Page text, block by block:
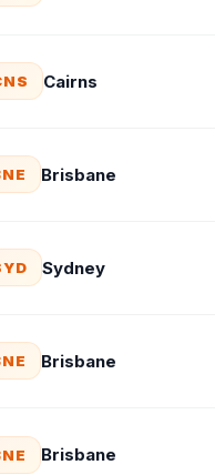
Cairns
Brisbane
Sydney
Brisbane
Brisbane